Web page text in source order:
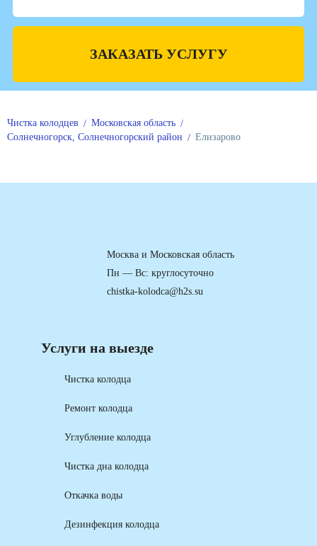
ЗАКАЗАТЬ УСЛУГУ
Чистка колодцев
Московская область
Солнечногорск, Солнечногорский район
Елизарово
Услуги на выезде
Чистка колодца
Ремонт колодца
Углубление колодца
Чистка дна колодца
Откачка воды
Дезинфекция колодца
Москва и Московская область
Пн — Вс: круглосуточно
chistka-kolodca@h2s.su